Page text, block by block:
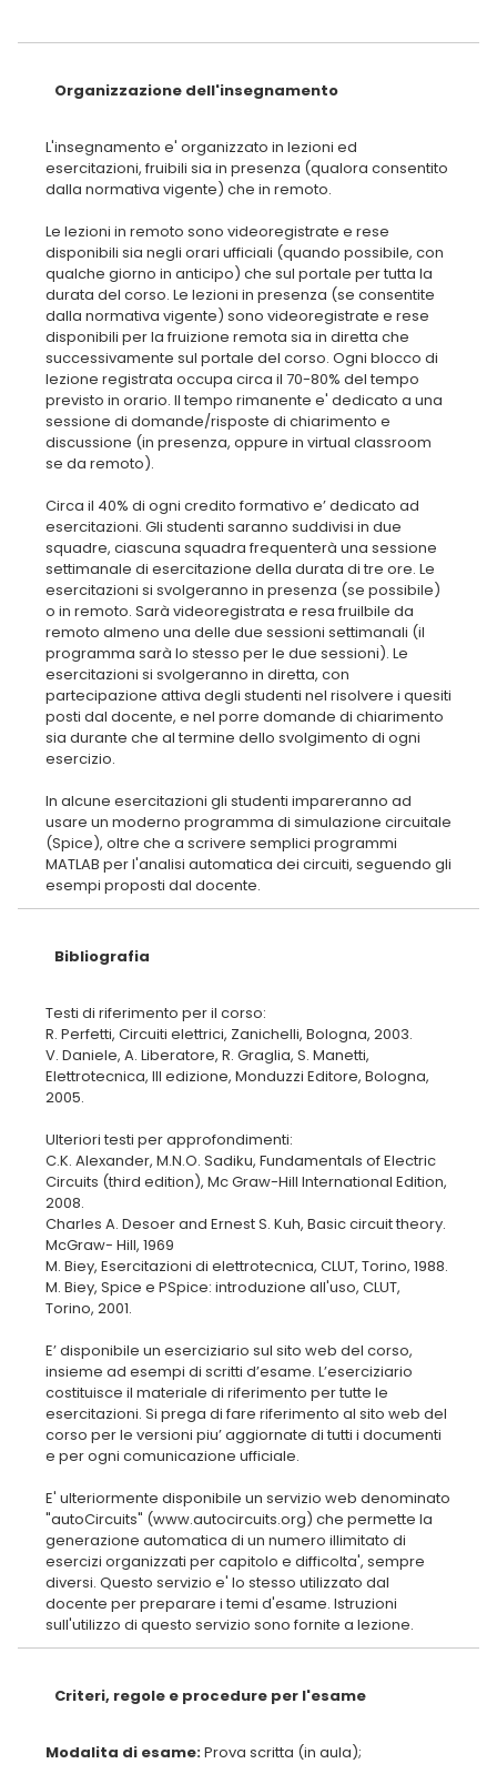
Organizzazione dell'insegnamento
L'insegnamento e' organizzato in lezioni ed
esercitazioni, fruibili sia in presenza (qualora consentito
dalla normativa vigente) che in remoto.
Le lezioni in remoto sono videoregistrate e rese
disponibili sia negli orari ufficiali (quando possibile, con
qualche giorno in anticipo) che sul portale per tutta la
durata del corso. Le lezioni in presenza (se consentite
dalla normativa vigente) sono videoregistrate e rese
disponibili per la fruizione remota sia in diretta che
successivamente sul portale del corso. Ogni blocco di
lezione registrata occupa circa il 70-80% del tempo
previsto in orario. Il tempo rimanente e' dedicato a una
sessione di domande/risposte di chiarimento e
discussione (in presenza, oppure in virtual classroom
se da remoto).
Circa il 40% di ogni credito formativo e’ dedicato ad
esercitazioni. Gli studenti saranno suddivisi in due
squadre, ciascuna squadra frequenterà una sessione
settimanale di esercitazione della durata di tre ore. Le
esercitazioni si svolgeranno in presenza (se possibile)
o in remoto. Sarà videoregistrata e resa fruilbile da
remoto almeno una delle due sessioni settimanali (il
programma sarà lo stesso per le due sessioni). Le
esercitazioni si svolgeranno in diretta, con
partecipazione attiva degli studenti nel risolvere i quesiti
posti dal docente, e nel porre domande di chiarimento
sia durante che al termine dello svolgimento di ogni
esercizio.
In alcune esercitazioni gli studenti impareranno ad
usare un moderno programma di simulazione circuitale
(Spice), oltre che a scrivere semplici programmi
MATLAB per l'analisi automatica dei circuiti, seguendo gli
Bibliografia
Testi di riferimento per il corso:
R. Perfetti, Circuiti elettrici, Zanichelli, Bologna, 2003.
V. Daniele, A. Liberatore, R. Graglia, S. Manetti,
Elettrotecnica, III edizione, Monduzzi Editore, Bologna,
2005.
Ulteriori testi per approfondimenti:
C.K. Alexander, M.N.O. Sadiku, Fundamentals of Electric
Circuits (third edition), Mc Graw-Hill International Edition,
2008.
Charles A. Desoer and Ernest S. Kuh, Basic circuit theory.
McGraw- Hill, 1969
M. Biey, Esercitazioni di elettrotecnica, CLUT, Torino, 1988.
M. Biey, Spice e PSpice: introduzione all'uso, CLUT,
Torino, 2001.
E’ disponibile un eserciziario sul sito web del corso,
insieme ad esempi di scritti d’esame. L’eserciziario
costituisce il materiale di riferimento per tutte le
esercitazioni. Si prega di fare riferimento al sito web del
corso per le versioni piu’ aggiornate di tutti i documenti
e per ogni comunicazione ufficiale.
E' ulteriormente disponibile un servizio web denominato
"autoCircuits" (www.autocircuits.org) che permette la
generazione automatica di un numero illimitato di
esercizi organizzati per capitolo e difficolta', sempre
diversi. Questo servizio e' lo stesso utilizzato dal
docente per preparare i temi d'esame. Istruzioni
Criteri, regole e procedure per l'esame
Modalita di esame: